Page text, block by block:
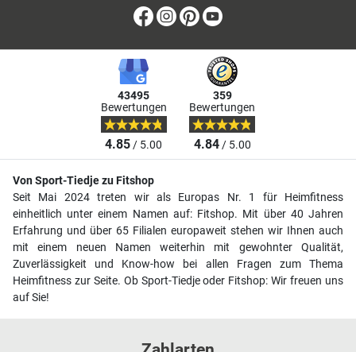
Facebook
Instagram
Pinterest
43495
Bewertungen
4.85/ 5.00
359
Bewertungen
4.84/ 5.00
Von Sport-Tiedje zu Fitshop
Seit Mai 2024 treten wir als Europas Nr. 1 für Heimfitness
einheitlich unter einem Namen auf: Fitshop. Mit über 40 Jahren
Erfahrung und über 65 Filialen europaweit stehen wir Ihnen auch
mit einem neuen Namen weiterhin mit gewohnter Qualität,
Zuverlässigkeit und Know-how bei allen Fragen zum Thema
Heimfitness zur Seite. Ob Sport-Tiedje oder Fitshop: Wir freuen uns
auf Sie!